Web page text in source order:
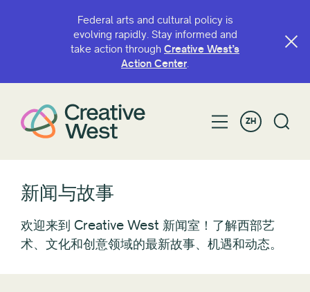
Federal arts and cultural policy is
evolving rapidly. Stay informed and
take action through Creative West’s
Action Center.
ZH
新闻与故事
欢迎来到 Creative West 新闻室！了解西部艺
术、文化和创意领域的最新故事、机遇和动态。
倡导
咖啡店
会议
智能出行
资助机会